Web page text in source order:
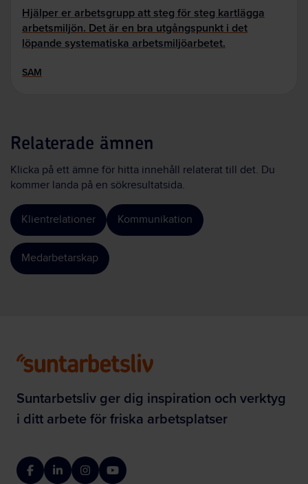
Hjälper er arbetsgrupp att steg för steg kartlägga
arbetsmiljön. Det är en bra utgångspunkt i det
löpande systematiska arbetsmiljöarbetet.
SAM
Relaterade ämnen
Klicka på ett ämne för hitta innehåll relaterat till det. Du
kommer landa på en sökresultatsida.
Klientrelationer Kommunikation
Medarbetarskap
Suntarbetsliv ger dig inspiration och verktyg
i ditt arbete för friska arbetsplatser
FacebookLinkedInInstagramYouTube